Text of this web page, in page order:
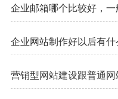
企业邮箱哪个比较好，
企业网站制作好以后有什
营销型网站建设跟普通